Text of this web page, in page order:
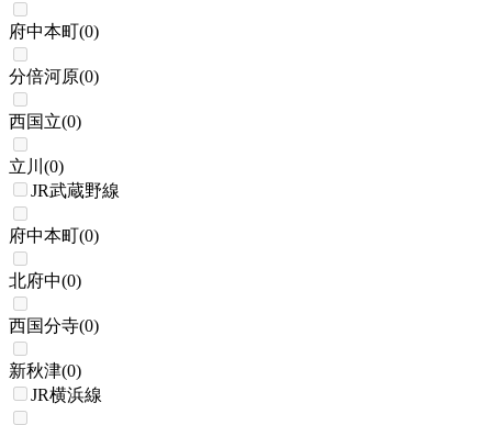
府中本町(0)
分倍河原(0)
西国立(0)
立川 (0)
JR武蔵野線
府中本町(0)
北府中(0)
西国分寺(0)
新秋津(0)
JR横浜線